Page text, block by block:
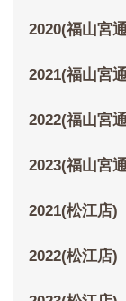
2020(福山宮
2021(福山宮
2022(福山宮
2023(福山宮
2021(松江店)
2022(松江店)